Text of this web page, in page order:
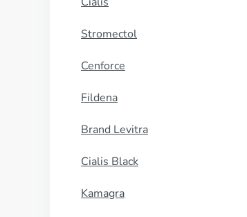
Stromectol
Cenforce
Fildena
Brand Levitra
Cialis Black
Kamagra